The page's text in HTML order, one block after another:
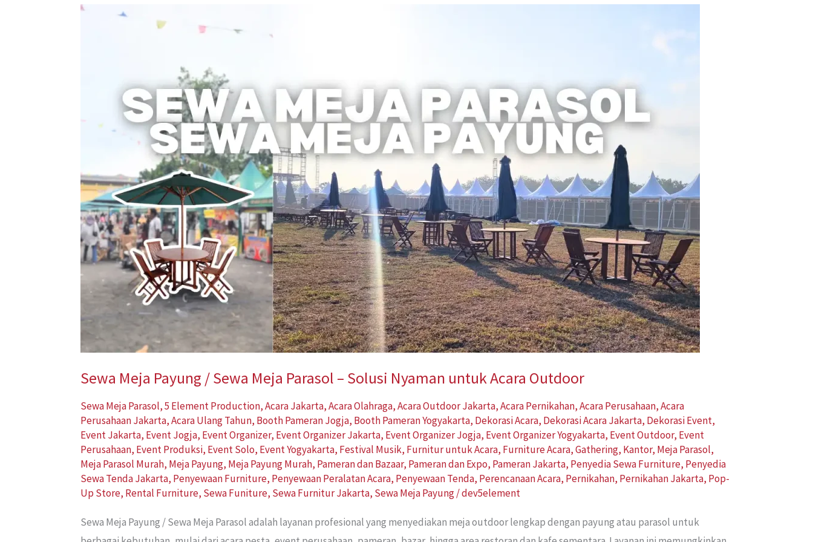
Sewa Meja Payung / Sewa Meja Parasol – Solusi Nyaman untuk Acara Outdoor
Sewa Meja Parasol,5 Element Production,Acara Jakarta,Acara Olahraga,Acara Outdoor Jakarta,Acara Pernikahan,Acara Perusahaan,Acara
Perusahaan Jakarta,Acara Ulang Tahun, Booth Pameran Jogja, Booth Pameran Yogyakarta, Dekorasi Acara, Dekorasi Acara Jakarta, Dekorasi Event,
Event Jakarta, Event Jogja, Event Organizer, Event Organizer Jakarta, Event Organizer Jogja, Event Organizer Yogyakarta, Event Outdoor, Event
Perusahaan, Event Produksi, Event Solo, Event Yogyakarta, Festival Musik, Furnitur untuk Acara, Furniture Acara,Gathering, Kantor, Meja Parasol,
Meja Parasol Murah, Meja Payung, Meja Payung Murah, Pameran dan Bazaar, Pameran dan Expo, Pameran Jakarta, Penyedia Sewa Furniture, Penyedia
Sewa Tenda Jakarta, Penyewaan Furniture, Penyewaan Peralatan Acara, Penyewaan Tenda, Perencanaan Acara, Pernikahan, Pernikahan Jakarta, Pop-
Up Store, Rental Furniture, Sewa Funiture, Sewa Furnitur Jakarta, Sewa Meja Payung/dev5element
Sewa Meja Payung / Sewa Meja Parasol adalah layanan profesional yang menyediakan meja outdoor lengkap dengan payung atau parasol untuk
Sewa
Parasol
Nyaman
untuk
Acara
Outdoor